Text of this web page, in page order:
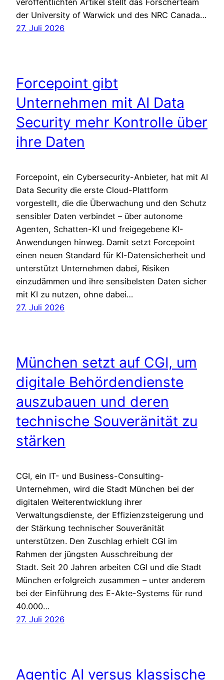
der University of Warwick und des NRC Canada…
27. Juli 2026
Forcepoint gibt
Unternehmen mit AI Data
Security mehr Kontrolle über
ihre Daten
Forcepoint, ein Cybersecurity-Anbieter, hat mit AI
Data Security die erste Cloud-Plattform
vorgestellt, die die Überwachung und den Schutz
sensibler Daten verbindet – über autonome
Agenten, Schatten-KI und freigegebene KI-
Anwendungen hinweg. Damit setzt Forcepoint
einen neuen Standard für KI-Datensicherheit und
unterstützt Unternehmen dabei, Risiken
einzudämmen und ihre sensibelsten Daten sicher
mit KI zu nutzen, ohne dabei…
27. Juli 2026
München setzt auf CGI, um
digitale Behördendienste
auszubauen und deren
technische Souveränität zu
stärken
CGI, ein IT- und Business-Consulting-
Unternehmen, wird die Stadt München bei der
digitalen Weiterentwicklung ihrer
Verwaltungsdienste, der Effizienzsteigerung und
der Stärkung technischer Souveränität
unterstützen. Den Zuschlag erhielt CGI im
Rahmen der jüngsten Ausschreibung der
Stadt. Seit 20 Jahren arbeiten CGI und die Stadt
München erfolgreich zusammen – unter anderem
bei der Einführung des E-Akte-Systems für rund
40.000…
27. Juli 2026
Agentic AI versus klassische